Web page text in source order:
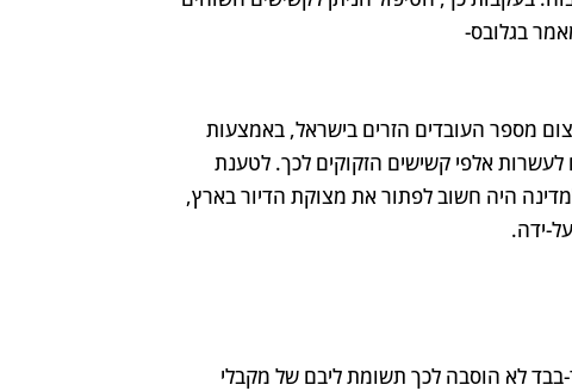
בגלובס-
מספר העובדים הזרים בישראל, באמצעות
לעשרות אלפי קשישים הזקוקים לכך. לטענת
היה חשוב לפתור את מצוקת הדיור בארץ,
ידה.
בבד לא הוסבה לכך תשומת ליבם של מקבלי